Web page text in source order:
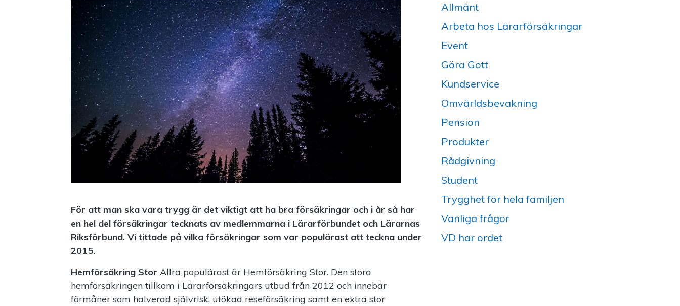
För att man ska vara trygg är det viktigt att ha bra försäkringar och i år så har
en hel del försäkringar tecknats av medlemmarna i Lärarförbundet och Lärarnas
Riksförbund. Vi tittade på vilka försäkringar som var populärast att teckna under
2015.
Hemförsäkring Stor Allra populärast är Hemförsäkring Stor. Den stora
hemförsäkringen tillkom i Lärarförsäkringars utbud från 2012 och innebär
förmåner som halverad självrisk, utökad reseförsäkring samt en extra stor
Allmänt
Arbeta hos Lärarförsäkringar
Event
Göra Gott
Kundservice
Omvärldsbevakning
Pension
Produkter
Rådgivning
Student
Trygghet för hela familjen
Vanliga frågor
VD har ordet